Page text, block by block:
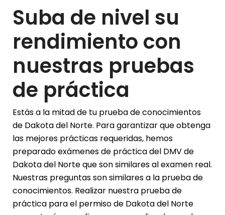
Suba de nivel su
rendimiento con
nuestras pruebas
de práctica
Estás a la mitad de tu prueba de conocimientos
de Dakota del Norte. Para garantizar que obtenga
las mejores prácticas requeridas, hemos
preparado exámenes de práctica del DMV de
Dakota del Norte que son similares al examen real.
Nuestras preguntas son similares a la prueba de
conocimientos. Realizar nuestra prueba de
práctica para el permiso de Dakota del Norte